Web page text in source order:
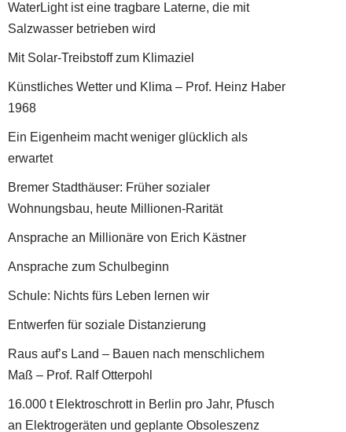
WaterLight ist eine tragbare Laterne, die mit
Salzwasser betrieben wird
Mit Solar-Treibstoff zum Klimaziel
Künstliches Wetter und Klima – Prof. Heinz Haber
1968
Ein Eigenheim macht weniger glücklich als
erwartet
Bremer Stadthäuser: Früher sozialer
Wohnungsbau, heute Millionen-Rarität
Ansprache an Millionäre von Erich Kästner
Ansprache zum Schulbeginn
Schule: Nichts fürs Leben lernen wir
Entwerfen für soziale Distanzierung
Raus auf’s Land – Bauen nach menschlichem
Maß – Prof. Ralf Otterpohl
16.000 t Elektroschrott in Berlin pro Jahr, Pfusch
an Elektrogeräten und geplante Obsoleszenz